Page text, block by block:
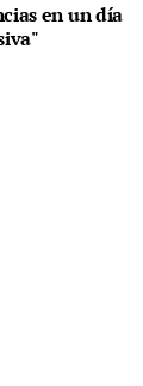
en un día